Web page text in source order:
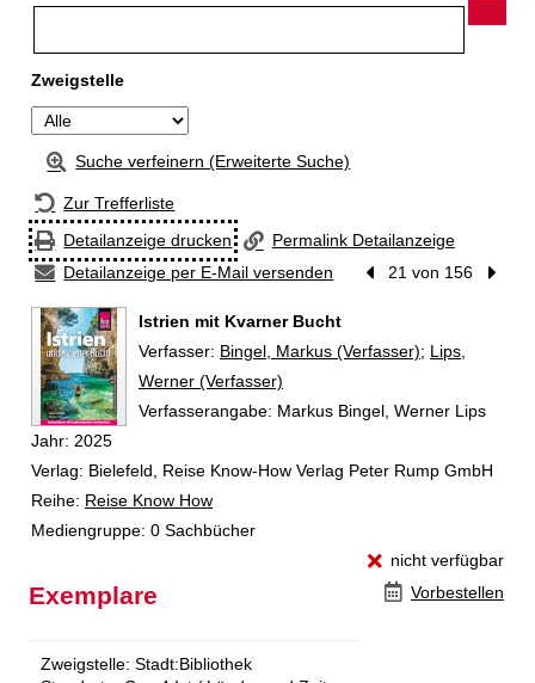
Zweigstelle
Suche verfeinern (Erweiterte Suche)
Zur Trefferliste
Detailanzeige drucken
Permalink Detailanzeige
Detailanzeige per E-Mail versenden
Vorheriger Treffer
21 von 156
Istrien mit Kvarner Bucht
Verfasser: Suche nach diesem Verfasser
Bingel, Markus (Verfasser); Lips,
Werner (Verfasser)
Verfasserangabe: Markus Bingel, Werner Lips
Jahr: 2025
Verlag: Bielefeld, Reise Know-How Verlag Peter Rump GmbH
Reihe: Reise Know How
Mediengruppe: 0 Sachbücher
nicht verfügbar
Vorbestellen
Exemplare
Zweigstelle: Stadt:Bibliothek